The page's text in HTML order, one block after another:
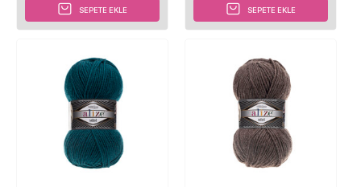
SEPETE EKLE SEPETE EKLE